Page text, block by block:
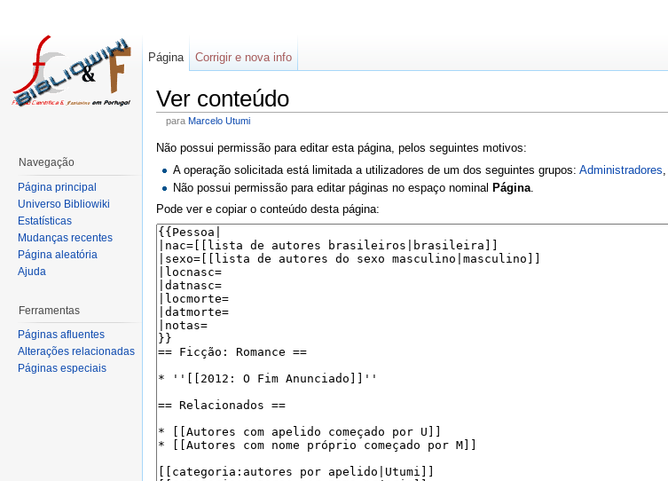
Ver conteúdo
para Marcelo Utumi
Não possui permissão para editar esta página, pelos seguintes motivos:
A operação solicitada está limitada a utilizadores de um dos seguintes grupos:Administradores
Não possui permissão para editar páginas no espaço nominal Página.
Pode ver e copiar o conteúdo desta página:
Página Corrigir e nova info
Navegação
Página principal
Universo Bibliowiki
Estatísticas
Mudanças recentes
Página aleatória
Ajuda
Ferramentas
Páginas afluentes
Alterações relacionadas
Páginas especiais